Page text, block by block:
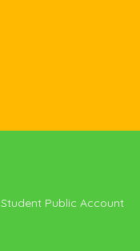
Student Public Account